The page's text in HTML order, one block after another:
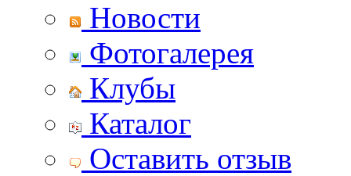
Новости
Фотогалерея
Клубы
Каталог
Оставить отзыв